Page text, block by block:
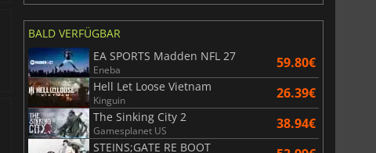
BALD VERFÜGBAR
EA SPORTS Madden NFL 27
Eneba 59.80€
Hell Let Loose Vietnam
Kinguin 26.39€
The Sinking City 2
Gamesplanet US 38.94€
STEINS;GATE RE BOOT